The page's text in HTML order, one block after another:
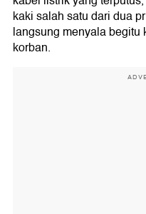
kaki salah satu dari dua
langsung menyala begitu
korban.